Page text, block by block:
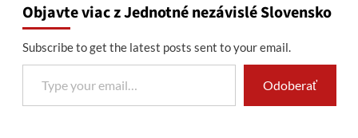
Objavte viac z Jednotné nezávislé Slovensko
Subscribe to get the latest posts sent to your email.
Type your email…
Odoberať